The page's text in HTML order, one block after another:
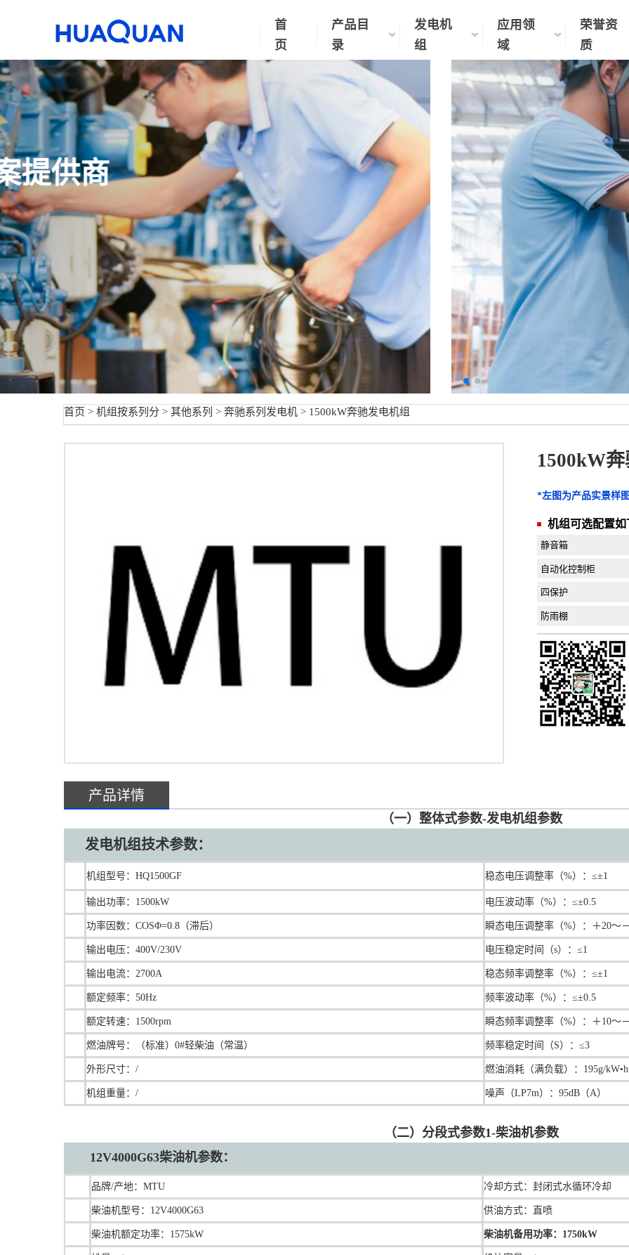
首
页
产品目
录
发电机
组
应用领
域
荣誉资
质
华全动力・智能电力解决方案提供商
1–3000kW 发电机组｜定制化生产｜现货速发｜全国联保
联系我们
首页 > 机组按系列分 > 其他系列 > 奔驰系列发电机 > 1500kW奔驰发电机组
1500kW
*左图为产品实景样
机组可选配置如
静音箱
自动化控制柜
四保护
防雨棚
产品详情
（一）整体式参数-发电机组参数
发电机组技术参数：
机组型号：HQ1500GF 稳态电压调整率（%）：≤±1
输出功率：1500kW 电压波动率（%）：≤±0.5
功率因数：COSΦ=0.8（滞后） 瞬态电压调整率（%）：＋20～
输出电压：400V/230V 电压稳定时间（s）：≤1
输出电流：2700A 稳态频率调整率（%）：≤±1
额定频率：50Hz 频率波动率（%）：≤±0.5
额定转速：1500rpm 瞬态频率调整率（%）：＋10～
燃油牌号：（标准）0#轻柴油（常温） 频率稳定时间（S）：≤3
外形尺寸：/ 燃油消耗（满负载）：195g/kW•h
机组重量：/ 噪声（LP7m）：95dB（A）
（二）分段式参数1-柴油机参数
12V4000G63柴油机参数：
品牌/产地：MTU 冷却方式：封闭式水循环冷却
柴油机型号：12V4000G63 供油方式：直喷
柴油机额定功率：1575kW 柴油机备用功率：1750kW